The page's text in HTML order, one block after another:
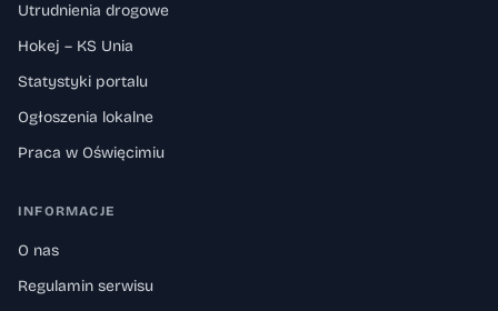
Utrudnienia drogowe
Hokej – KS Unia
Statystyki portalu
Ogłoszenia lokalne
Praca w Oświęcimiu
INFORMACJE
O nas
Regulamin serwisu